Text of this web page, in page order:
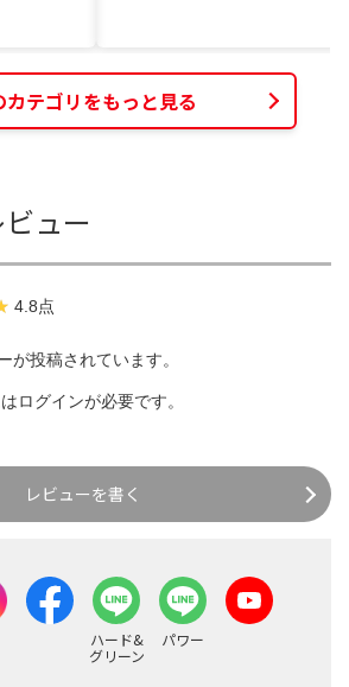
カテゴリをもっと見る
ュー
4.8点
が投稿されています。
ログインが必要です。
レビューを書く
ハード&
グリーン
パワー